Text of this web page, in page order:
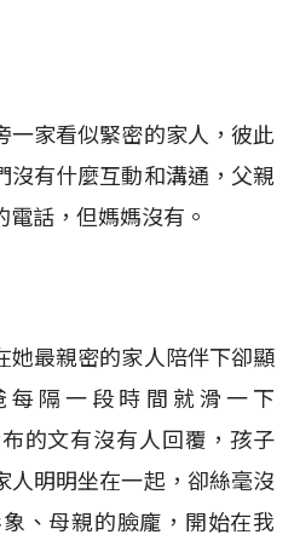
一家看似緊密的家人，彼此
沒有什麼互動和溝通，父親
話，但媽媽沒有。
她最親密的家人陪伴下卻顯
隔一段時間就滑一下
的文有沒有人回覆，孩子
人明明坐在一起，卻絲毫沒
、母親的臉龐，開始在我